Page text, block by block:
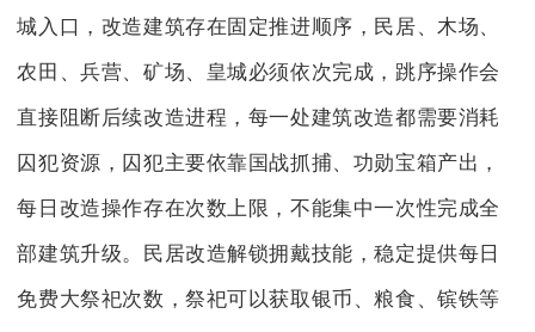
城入口，改造建筑存在固定推进顺序，民居、木场、
农田、兵营、矿场、皇城必须依次完成，跳序操作会
直接阻断后续改造进程，每一处建筑改造都需要消耗
囚犯资源，囚犯主要依靠国战抓捕、功勋宝箱产出，
每日改造操作存在次数上限，不能集中一次性完成全
部建筑升级。民居改造解锁拥戴技能，稳定提供每日
免费大祭祀次数，祭祀可以获取银币、粮食、镔铁等